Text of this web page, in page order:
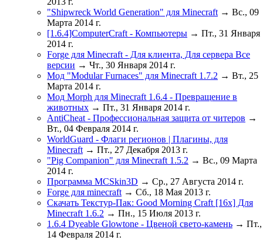
"Shipwreck World Generation" для Minecraft → Вс., 09
Марта 2014 г.
[1.6.4]ComputerCraft - Компьютеры → Пт., 31 Января
2014 г.
Forge для Minecraft - Для клиента, Для сервера Все
версии → Чт., 30 Января 2014 г.
Мод "Modular Furnaces" для Minecraft 1.7.2 → Вт., 25
Марта 2014 г.
Мод Morph для Minecraft 1.6.4 - Превращение в
животных → Пт., 31 Января 2014 г.
AntiCheat - Профессиональная защита от читеров →
Вт., 04 Февраля 2014 г.
WorldGuard - Флаги регионов | Плагины, для
Minecraft → Пт., 27 Декабря 2013 г.
"Pig Companion" для Minecraft 1.5.2 → Вс., 09 Марта
2014 г.
Программа MCSkin3D → Ср., 27 Августа 2014 г.
Forge для minecraft → Сб., 18 Мая 2013 г.
Скачать Текстур-Пак: Good Morning Craft [16x] Для
Minecraft 1.6.2 → Пн., 15 Июля 2013 г.
1.6.4 Dyeable Glowtone - Цвеной свето-камень → Пт.,
14 Февраля 2014 г.